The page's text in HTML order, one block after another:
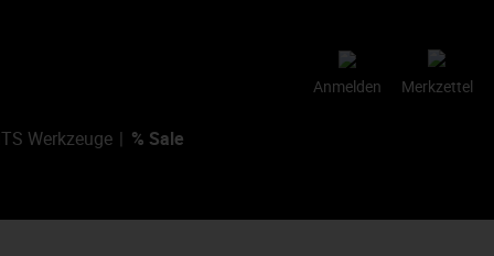
Merkzettel
Anmelden
Werkzeuge % Sale